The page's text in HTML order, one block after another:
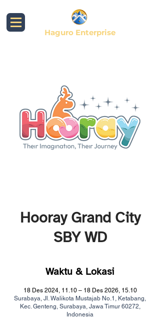
Haguro Enterprise
Hooray Grand City
SBY WD
Waktu & Lokasi
18 Des 2024, 11.10 – 18 Des 2026, 15.10
Surabaya, Jl. Walikota Mustajab No.1, Ketabang,
Kec. Genteng, Surabaya, Jawa Timur 60272,
Indonesia